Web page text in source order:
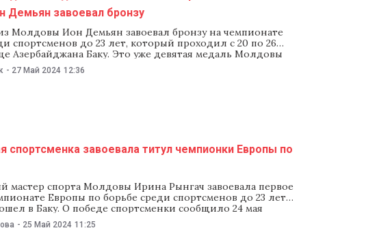
Демьян завоевал бронзу
Молдовы Ион Демьян завоевал бронзу на чемпионате
спортсменов до 23 лет, который проходил с 20 по 26
Азербайджана Баку. Это уже девятая медаль Молдовы
Как сообщили в министерстве образования 27
спорта международного класса Ион Демьяну в малом
- 27 Май 2024 12:36
спортсменка завоевала титул чемпионки Европы по
мастер спорта Молдовы Ирина Рынгач завоевала первое
Европы по борьбе среди спортсменов до 23 лет,
в Баку. О победе спортсменки сообщило 24 мая
просвещения. Ведомство поздравило спортсменку с
Европы по борьбе среди спортсменов до 23 лет.
- 25 Май 2024 11:25